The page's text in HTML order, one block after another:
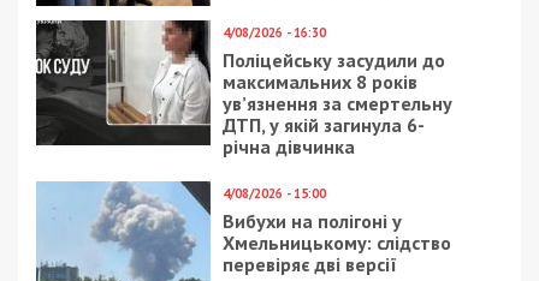
4/08/2026 - 16:30
Поліцейську засудили до
максимальних 8 років
ув’язнення за смертельну
ДТП, у якій загинула 6-
річна дівчинка
4/08/2026 - 15:00
Вибухи на полігоні у
Хмельницькому: слідство
перевіряє дві версії